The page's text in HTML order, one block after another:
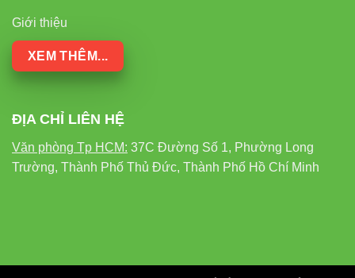
Giới thiệu
XEM THÊM...
ĐỊA CHỈ LIÊN HỆ
Văn phòng Tp HCM: 37C Đường Số 1, Phường Long
Trường, Thành Phố Thủ Đức, Thành Phố Hồ Chí Minh